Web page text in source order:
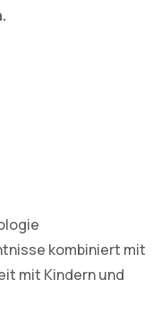
kombiniert mit
mit Kindern und